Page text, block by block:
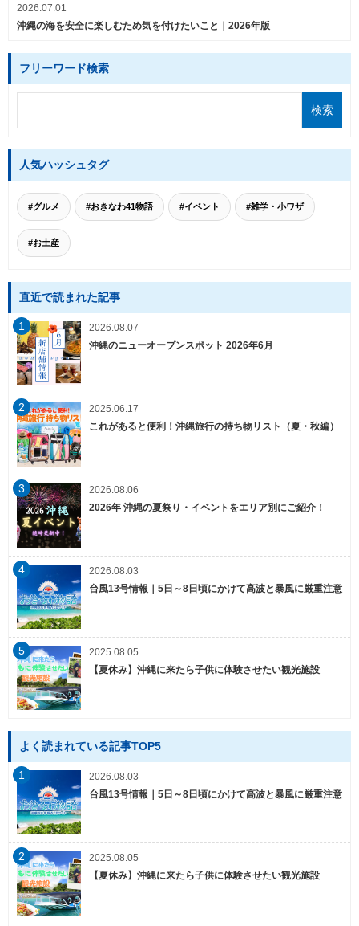
2026.07.01
沖縄の海を安全に楽しむため気を付けたいこと｜2026年版
フリーワード検索
人気ハッシュタグ
#グルメ #おきなわ41物語 #イベント #雑学・小ワザ
#お土産
直近で読まれた記事
1
2026.08.07
沖縄のニューオープンスポット 2026年6月
2
2025.06.17
これがあると便利！沖縄旅行の持ち物リスト（夏・秋編）
3
2026.08.06
2026年 沖縄の夏祭り・イベントをエリア別にご紹介！
4
2026.08.03
台風13号情報｜5日～8日頃にかけて高波と暴風に厳重注意
5
2025.08.05
【夏休み】沖縄に来たら子供に体験させたい観光施設
よく読まれている記事TOP5
1
2026.08.03
台風13号情報｜5日～8日頃にかけて高波と暴風に厳重注意
2
2025.08.05
【夏休み】沖縄に来たら子供に体験させたい観光施設